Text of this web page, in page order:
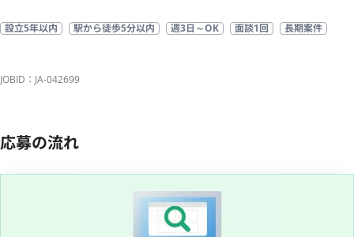
設立5年以内 駅から徒歩5分以内 週3日～OK 面談1回 長期案件
JOBID：JA-042699
応募の流れ